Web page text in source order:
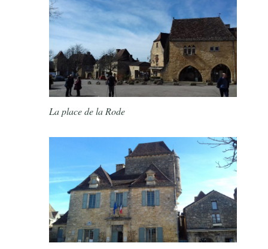
La place de la Rode